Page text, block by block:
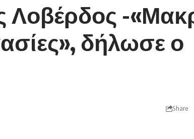
-
δήλωσε ο
Share